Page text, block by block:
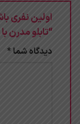
اولین نفری
“تابلو مدرن
دیدگاه شما*